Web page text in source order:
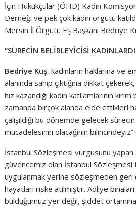
İçin Hukukçular (ÖHD) Kadın
Derneği ve pek çok kadın örgütü
Mersin İl Örgütü Eş Başkanı Bedriye
“SÜRECİN BELİRLEYİCİSİ
Bedriye Kuş, kadınların haklarına ve
alanında sahip çıktığına dikkat
hız kazandığı kadın katliamlarının
zamanda birçok alanda elde ettikleri
çalışıldığı bu dönemde gelecek
mücadelesinin olacağının
İstanbul Sözleşmesi vurgusunu yapan
güvencemiz olan İstanbul
uygulanmak yerine sözleşmeden geri
hayatları riske atılmıştır. Adliye
bulduğumuz yer değil, şiddet